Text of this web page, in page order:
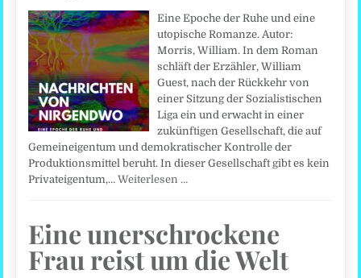
Eine Epoche der Ruhe und eine
utopische Romanze. Autor:
Morris, William. In dem Roman
schläft der Erzähler, William
Guest, nach der Rückkehr von
einer Sitzung der Sozialistischen
Liga ein und erwacht in einer
zukünftigen Gesellschaft, die auf
Gemeineigentum und demokratischer Kontrolle der
Produktionsmittel beruht. In dieser Gesellschaft gibt es kein
Privateigentum,…Weiterlesen …
Eine unerschrockene
Frau reist um die Welt